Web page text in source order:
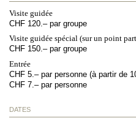
Visite guidée
CHF 120.– par groupe
Visite guidée spécial (sur un point
CHF 150.– par groupe
Entrée
CHF 5.– par personne (à partir de
CHF 7.– par personne
DATES